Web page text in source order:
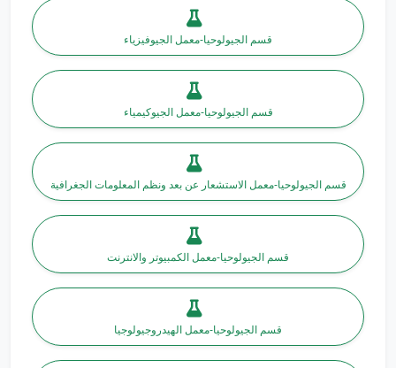
قسم الجيولوحيا-معمل الجيوفيزياء
قسم الجيولوحيا-معمل الجيوكيمياء
قسم الجيولوحيا-معمل الاستشعار عن بعد ونظم المعلومات الجغرافية
قسم الجيولوحيا-معمل الكمبيوتر والانترنت
قسم الجيولوحيا-معمل الهيدروجيولوجيا